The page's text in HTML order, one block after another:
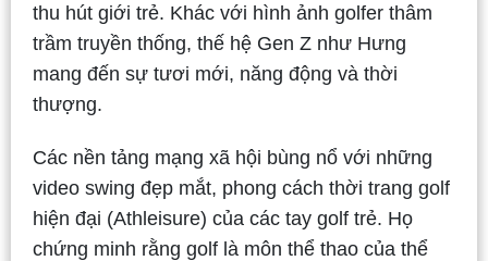
thu hút giới trẻ. Khác với hình ảnh golfer thâm
trầm truyền thống, thế hệ Gen Z như Hưng
mang đến sự tươi mới, năng động và thời
thượng.
Các nền tảng mạng xã hội bùng nổ với những
video swing đẹp mắt, phong cách thời trang golf
hiện đại (Athleisure) của các tay golf trẻ. Họ
chứng minh rằng golf là môn thể thao của thể